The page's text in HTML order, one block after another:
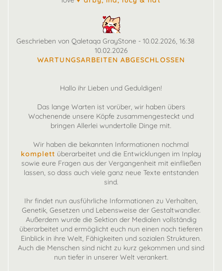
Geschrieben von Qaletaqa GrayStone - 10.02.2026, 16:38
10.02.2026
WARTUNGSARBEITEN ABGESCHLOSSEN
Hallo ihr Lieben und Geduldigen!
Das lange Warten ist vorüber, wir haben übers
Wochenende unsere Köpfe zusammengesteckt und
bringen Allerlei wundertolle Dinge mit.
Wir haben die bekannten Informationen nochmal
komplett überarbeitet und die Entwicklungen im Inplay
sowie eure Fragen aus der Vergangenheit mit einfließen
lassen, so dass auch viele ganz neue Texte entstanden
sind.
Ihr findet nun ausführliche Informationen zu Verhalten,
Genetik, Gesetzen und Lebensweise der Gestaltwandler.
Außerdem wurde die Sektion der Medialen vollständig
überarbeitet und ermöglicht euch nun einen noch tieferen
Einblick in ihre Welt, Fähigkeiten und sozialen Strukturen.
Auch die Menschen sind nicht zu kurz gekommen und sind
nun tiefer in unserer Welt verankert.